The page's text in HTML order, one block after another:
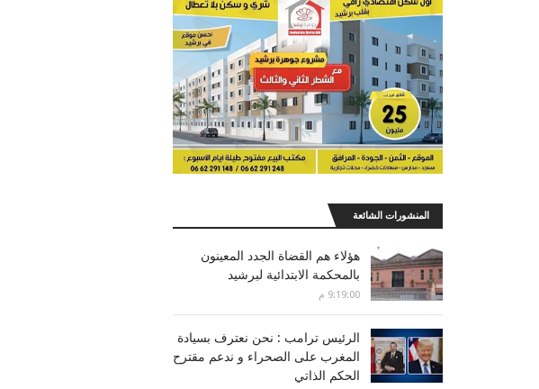
المنشورات الشائعة
هؤلاء هم القضاة الجدد المعينون
بالمحكمة الابتدائية لبرشيد
9:19:00 م
الرئيس ترامب : نحن نعترف بسيادة
المغرب على الصحراء و ندعم مقترح
الحكم الذاتي